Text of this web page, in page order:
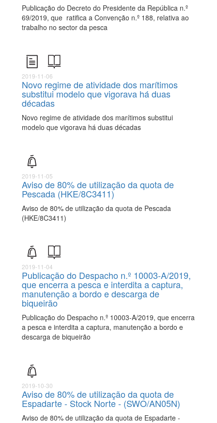
Publicação do Decreto do Presidente da República n.º
69/2019, que ratifica a Convenção n.º 188, relativa ao
trabalho no sector da pesca
2019-11-06
Novo regime de atividade dos marítimos
substitui modelo que vigorava há duas
décadas
Novo regime de atividade dos marítimos substitui
modelo que vigorava há duas décadas
2019-11-05
Aviso de 80% de utilização da quota de
Pescada (HKE/8C3411)
Aviso de 80% de utilização da quota de Pescada
(HKE/8C3411)
2019-11-04
Publicação do Despacho n.º 10003-A/2019,
que encerra a pesca e interdita a captura,
manutenção a bordo e descarga de
biqueirão
Publicação do Despacho n.º 10003-A/2019, que encerra
a pesca e interdita a captura, manutenção a bordo e
descarga de biqueirão
2019-10-30
Aviso de 80% de utilização da quota de
Espadarte - Stock Norte - (SWO/AN05N)
Aviso de 80% de utilização da quota de Espadarte -